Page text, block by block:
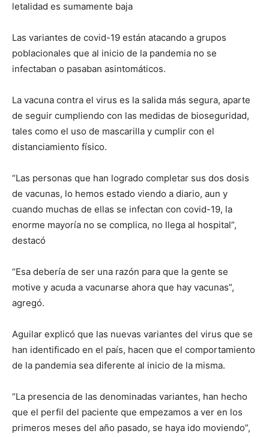
letalidad es sumamente baja
Las variantes de covid-19 están atacando a grupos
poblacionales que al inicio de la pandemia no se
infectaban o pasaban asintomáticos.
La vacuna contra el virus es la salida más segura, aparte
de seguir cumpliendo con las medidas de bioseguridad,
tales como el uso de mascarilla y cumplir con el
distanciamiento físico.
“Las personas que han logrado completar sus dos dosis
de vacunas, lo hemos estado viendo a diario, aun y
cuando muchas de ellas se infectan con covid-19, la
enorme mayoría no se complica, no llega al hospital”,
destacó
“Esa debería de ser una razón para que la gente se
motive y acuda a vacunarse ahora que hay vacunas”,
agregó.
Aguilar explicó que las nuevas variantes del virus que se
han identificado en el país, hacen que el comportamiento
de la pandemia sea diferente al inicio de la misma.
“La presencia de las denominadas variantes, han hecho
que el perfil del paciente que empezamos a ver en los
primeros meses del año pasado, se haya ido moviendo”,